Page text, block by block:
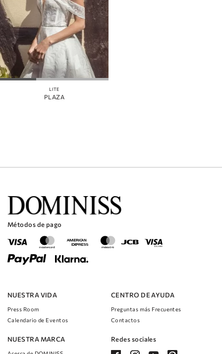
LITE
PLAZA
NUESTRA VIDA
Press Room
Calendario de Eventos
NUESTRA MARCA
CENTRO DE AYUDA
Preguntas más Frecuentes
Contactos
Redes sociales
Métodos de pago